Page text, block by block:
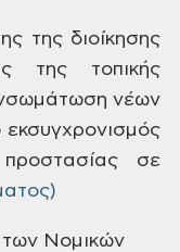
της διοίκησης
της τοπικής
νέων
σε
των Νομικών